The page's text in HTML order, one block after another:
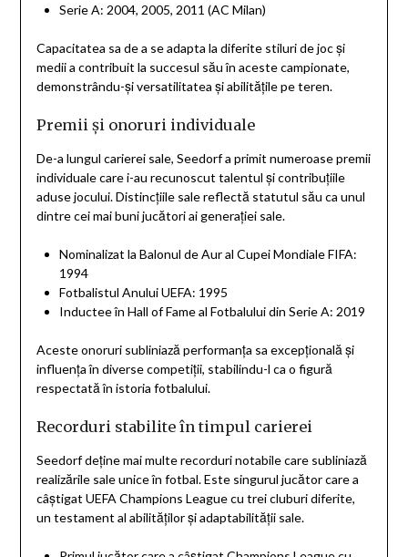
Serie A: 2004, 2005, 2011 (AC Milan)
Capacitatea sa de a se adapta la diferite stiluri de joc și
medii a contribuit la succesul său în aceste campionate,
demonstrându-și versatilitatea și abilitățile pe teren.
Premii și onoruri individuale
De-a lungul carierei sale, Seedorf a primit numeroase premii
individuale care i-au recunoscut talentul și contribuțiile
aduse jocului. Distincțiile sale reflectă statutul său ca unul
dintre cei mai buni jucători ai generației sale.
Nominalizat la Balonul de Aur al Cupei Mondiale FIFA:
1994
Fotbalistul Anului UEFA: 1995
Inductee în Hall of Fame al Fotbalului din Serie A: 2019
Aceste onoruri subliniază performanța sa excepțională și
influența în diverse competiții, stabilindu-l ca o figură
respectată în istoria fotbalului.
Recorduri stabilite în timpul carierei
Seedorf deține mai multe recorduri notabile care subliniază
realizările sale unice în fotbal. Este singurul jucător care a
câștigat UEFA Champions League cu trei cluburi diferite,
un testament al abilităților și adaptabilității sale.